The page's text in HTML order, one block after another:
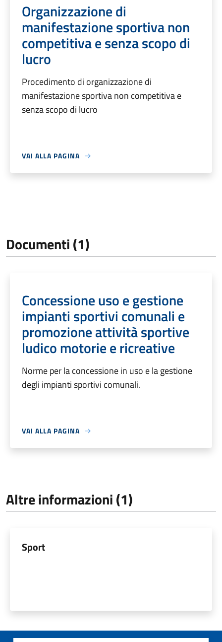
Organizzazione di
manifestazione sportiva non
competitiva e senza scopo di
lucro
Procedimento di organizzazione di
manifestazione sportiva non competitiva e
senza scopo di lucro
VAI ALLA PAGINA
Documenti (1)
Concessione uso e gestione
impianti sportivi comunali e
promozione attività sportive
ludico motorie e ricreative
Norme per la concessione in uso e la gestione
degli impianti sportivi comunali.
VAI ALLA PAGINA
Altre informazioni (1)
Sport